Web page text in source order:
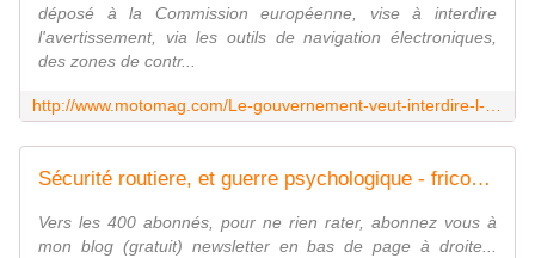
déposé à la Commission européenne, vise à interdire
l'avertissement, via les outils de navigation électroniques,
des zones de contr...
Sécurité routiere, et guerre psychologique - frico-racing-passion moto
Vers les 400 abonnés, pour ne rien rater, abonnez vous à
mon blog (gratuit) newsletter en bas de page à droite...